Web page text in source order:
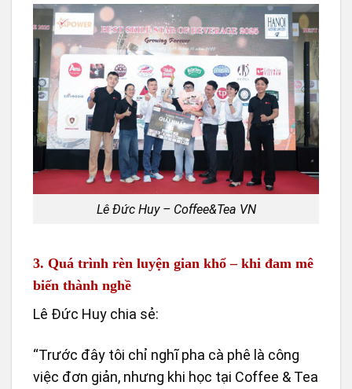
Lê Đức Huy – Coffee&Tea VN
3. Quá trình rèn luyện gian khổ – khi đam mê
biến thành nghề
Lê Đức Huy chia sẻ:
“Trước đây tôi chỉ nghĩ pha cà phê là công
việc đơn giản, nhưng khi học tại Coffee & Tea